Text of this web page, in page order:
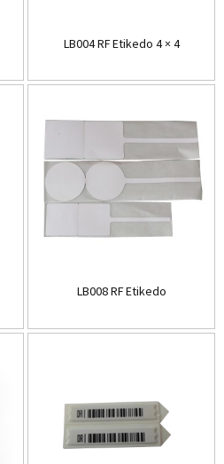
LB004 RF Etikedo 4 × 4
LB008 RF Etikedo